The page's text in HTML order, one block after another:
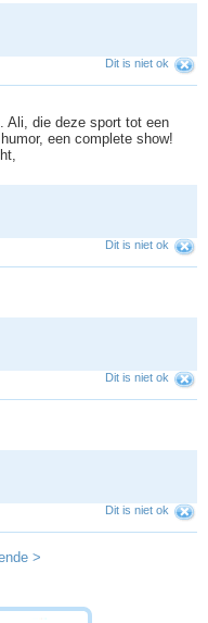
Dit is niet ok
Ali, die deze sport tot een
een complete show!
Dit is niet ok
Dit is niet ok
Dit is niet ok
>